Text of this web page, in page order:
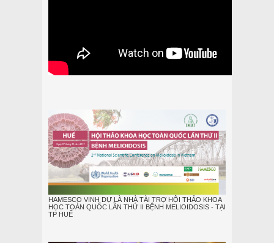
HAMESCO VINH DỰ LÀ NHÀ TÀI TRỢ HỘI THẢO KHOA
HỌC TOÀN QUỐC LẦN THỨ II BỆNH MELIOIDOSIS - TẠI
TP HUẾ